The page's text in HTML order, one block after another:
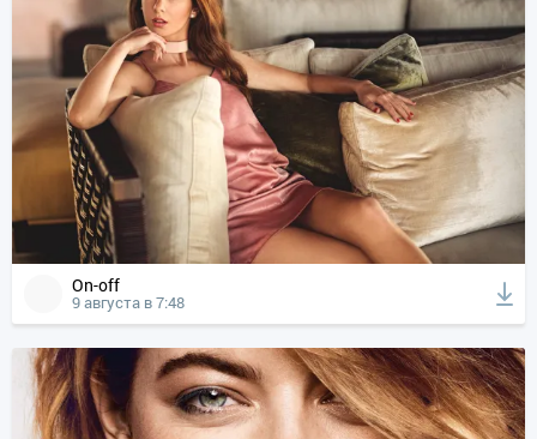
On-off
9 августа в 7:48